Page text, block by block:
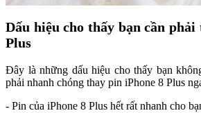
Dấu hiệu cho thấy bạn cần
Plus
Đây là những dấu hiệu cho thấy bạn
phải nhanh chóng thay pin iPhone 8 Plus
- Pin của iPhone 8 Plus hết rất nhanh cho